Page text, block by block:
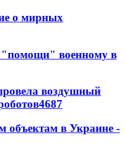
о мирных
военному в
воздушный
4687
объектам в Украине -